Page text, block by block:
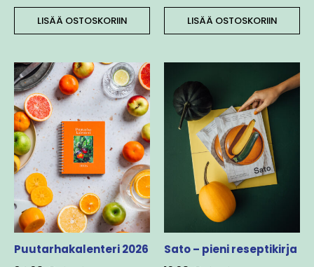
LISÄÄ OSTOSKORIIN LISÄÄ OSTOSKORIIN
Puutarhakalenteri 2026 Sato – pieni reseptikirja